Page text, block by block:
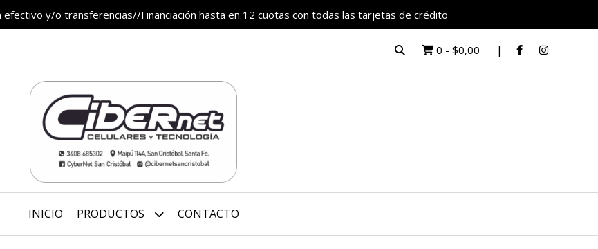
efectivo y/o transferencias//Financiación hasta en 12 cuotas con todas las tarjetas de crédito
0 - $0,00
INICIO PRODUCTOS CONTACTO